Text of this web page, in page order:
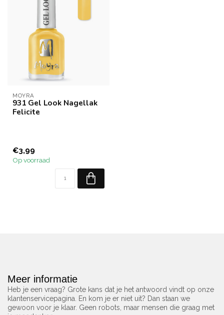
MOYRA
931 Gel Look Nagellak
Felicite
€3,99
Op voorraad
Meer informatie
Heb je een vraag? Grote kans dat je het antwoord vindt op onze
klantenservicepagina. En kom je er niet uit? Dan staan we
gewoon voor je klaar. Geen robots, maar mensen die graag met